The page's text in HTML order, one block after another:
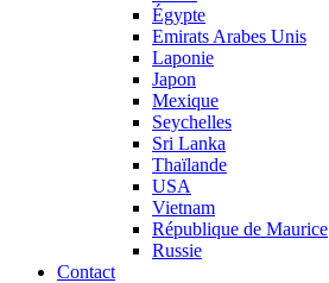
Égypte
Emirats Arabes Unis
Laponie
Japon
Mexique
Seychelles
Sri Lanka
Thaïlande
USA
Vietnam
République de Maurice
Russie
Contact